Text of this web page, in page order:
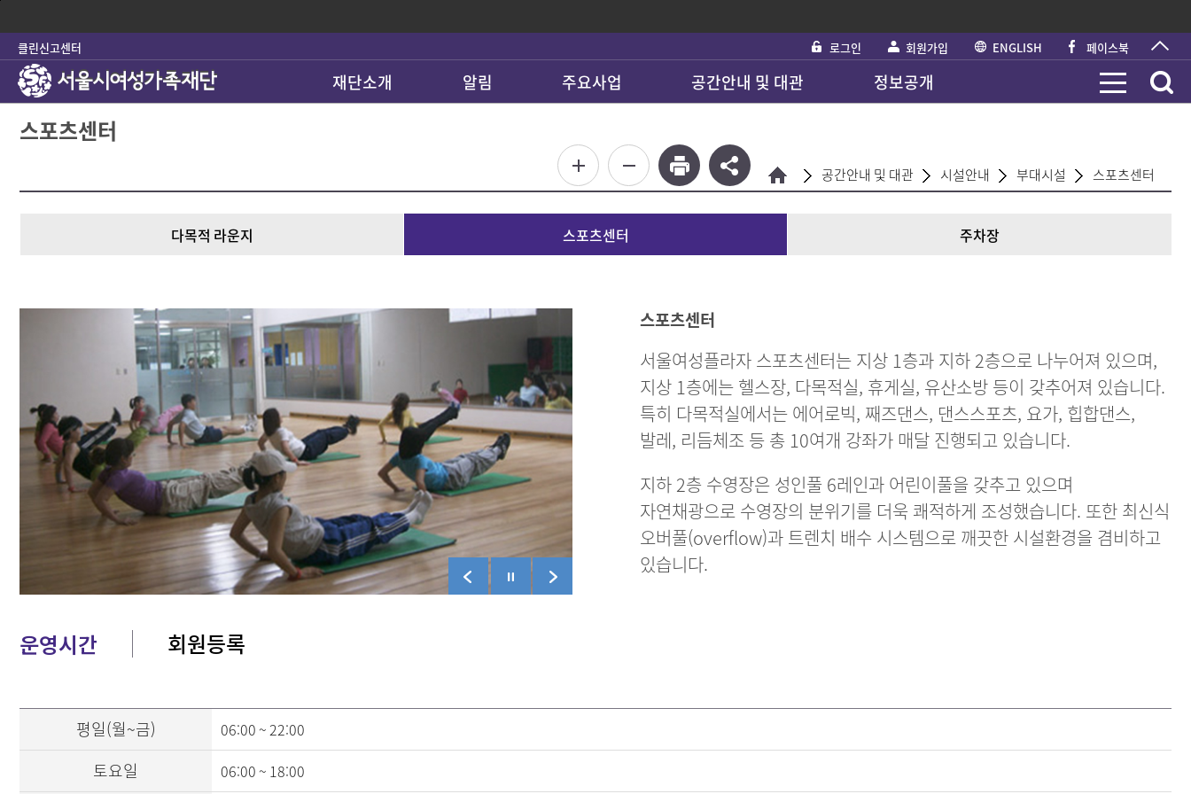
로
기
클린신고센터 로그인 회원가입 ENGLISH 페이스북
재단소개 알림 주요사업 공간안내 및 대관 정보공개
스포츠센터
공간안내 및 대관 시설안내 부대시설 스포츠센터
다목적 라운지 스포츠센터 주차장
스포츠센터
서울여성플라자 스포츠센터는 지상 1층과 지하 2층으로 나누어져 있으며,
지상 1층에는 헬스장, 다목적실, 휴게실, 유산소방 등이 갖추어져 있습니다.
특히 다목적실에서는 에어로빅, 째즈댄스, 댄스스포츠, 요가, 힙합댄스,
발레, 리듬체조 등 총 10여개 강좌가 매달 진행되고 있습니다.
지하 2층 수영장은 성인풀 6레인과 어린이풀을 갖추고 있으며
자연채광으로 수영장의 분위기를 더욱 쾌적하게 조성했습니다. 또한 최신식
오버풀(overflow)과 트렌치 배수 시스템으로 깨끗한 시설환경을 겸비하고
있습니다.
운영시간 회원등록
평일(월~금) 06:00 ~ 22:00
토요일 06:00 ~ 18:00